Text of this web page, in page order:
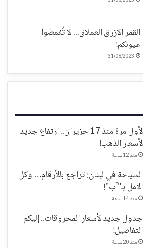
القمر الازرق العملاق... لا تُغمضوا
عيونكم!
31/08/2023
لأول مرة منذ 17 حزيران.. ارتفاع جديد
لأسعار الذهب!
منذ 12 ساعة
السياحة في لبنان: تراجع بالأرقام… وكل
الامل بـ"آب"!
منذ 14 ساعة
جدول جديد لأسعار المحروقات.. إليكم
التفاصيل!
منذ 20 ساعة